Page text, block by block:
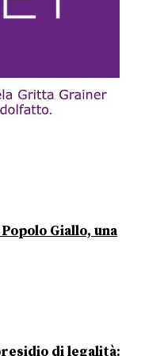
Giallo, una
di legalità: